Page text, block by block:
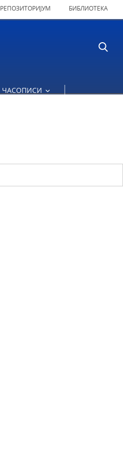
РЕПОЗИТОРИЈУМ БИБЛИОТЕКА
ЧАСОПИСИ